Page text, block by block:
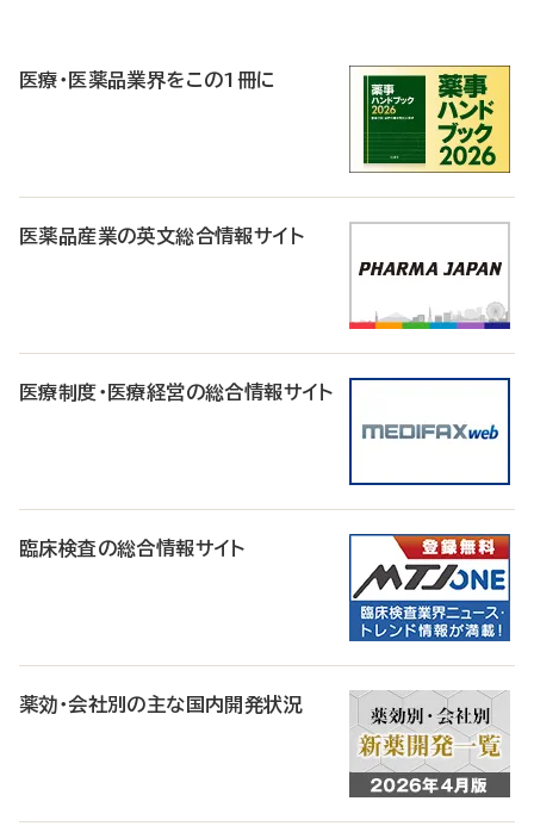
医療・医薬品業界をこの1冊に
医薬品産業の英文総合情報サイト
医療制度・医療経営の総合情報サイト
臨床検査の総合情報サイト
薬効・会社別の主な国内開発状況